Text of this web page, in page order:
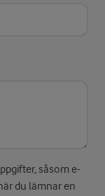
såsom e-
du lämnar en